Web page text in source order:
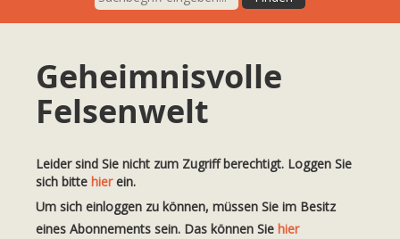
Geheimnisvolle
Felsenwelt
Leider sind Sie nicht zum Zugriff berechtigt. Loggen Sie
sich bitte hierein.
Um sich einloggen zu können, müssen Sie im Besitz
eines Abonnements sein. Das können Sie hier